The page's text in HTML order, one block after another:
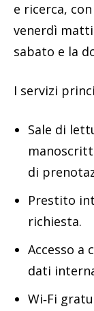
e ricerca,
venerdì
sabato e la
I servizi
Sale di
di
Prestito
richiesta.
Accesso a
dati
Wi‑Fi